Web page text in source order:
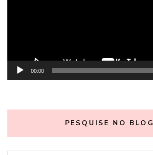
00:00
PESQUISE NO BLOG